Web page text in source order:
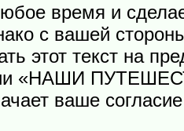
время и
с вашей
этот текст на
«НАШИ
ваше